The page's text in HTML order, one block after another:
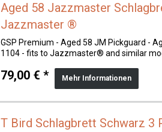
Aged 58 Jazzmaster
Jazzmaster ®
GSP Premium - Aged 58 JM Pickguard -
1104 - fits to Jazzmaster® and similar
79,00 € * Mehr Informationen
T Bird Schlagbrett Schwarz 3